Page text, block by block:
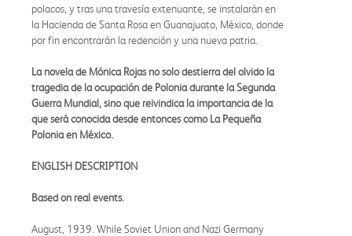
polacos, y tras una travesía extenuante, se instalarán en
la Hacienda de Santa Rosa en Guanajuato, México, donde
por fin encontrarán la redención y una nueva patria.
La novela de Mónica Rojas no solo destierra del olvido la
tragedia de la ocupación de Polonia durante la Segunda
Guerra Mundial, sino que reivindica la importancia de la
que será conocida desde entonces como La Pequeña
Polonia en México.
ENGLISH DESCRIPTION
Based on real events.
August, 1939. While Soviet Union and Nazi Germany